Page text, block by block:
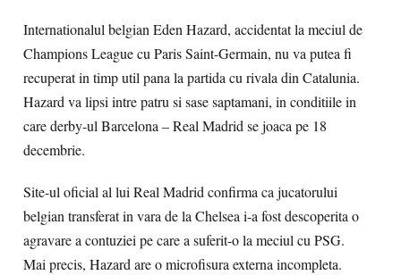
Internationalul belgian Eden Hazard, accidentat la meciul de
Champions League cu Paris Saint-Germain, nu va putea fi
recuperat in timp util pana la partida cu rivala din Catalunia.
Hazard va lipsi intre patru si sase saptamani, in conditiile in
care derby-ul Barcelona – Real Madrid se joaca pe 18
decembrie.
Site-ul oficial al lui Real Madrid confirma ca jucatorului
belgian transferat in vara de la Chelsea i-a fost descoperita o
agravare a contuziei pe care a suferit-o la meciul cu PSG.
Mai precis, Hazard are o microfisura externa incompleta.